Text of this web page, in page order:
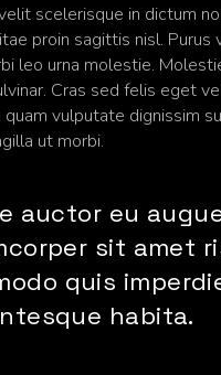
scelerisque in dictum
proin sagittis nisl. Purus
leo urna molestie.
Cras sed felis eget
vulputate dignissim
ut morbi.
auctor eu
sit amet
quis
habita.